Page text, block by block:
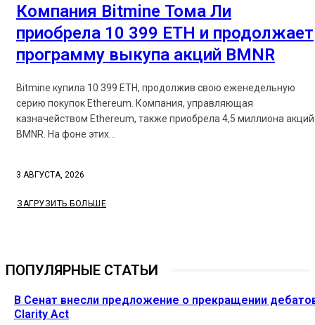
Компания Bitmine Тома Ли
приобрела 10 399 ETH и продолжает
программу выкупа акций BMNR
Bitmine купила 10 399 ETH, продолжив свою еженедельную
серию покупок Ethereum. Компания, управляющая
казначейством Ethereum, также приобрела 4,5 миллиона акций
BMNR. На фоне этих...
3 АВГУСТА, 2026
ЗАГРУЗИТЬ БОЛЬШЕ
ПОПУЛЯРНЫЕ СТАТЬИ
В Сенат внесли предложение о прекращении
Clarity Act